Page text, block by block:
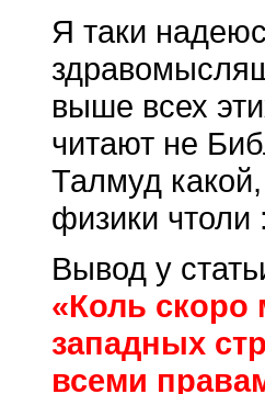
Я таки
выше всех
читают не
Талмуд
физики чтоли
Вывод у
«Коль скоро
западных
всеми